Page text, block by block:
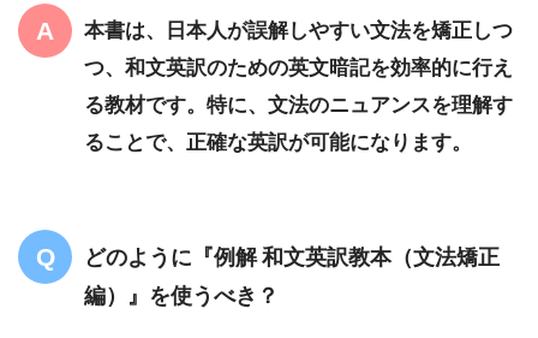
本書は、日本人が誤解しやすい文法を矯正しつ
つ、和文英訳のための英文暗記を効率的に行え
る教材です。特に、文法のニュアンスを理解す
ることで、正確な英訳が可能になります。
どのように『例解 和文英訳教本（文法矯正
編）』を使うべき？